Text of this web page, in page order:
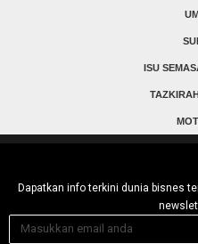
ISU
Dapatkan info terkini dunia bisnes